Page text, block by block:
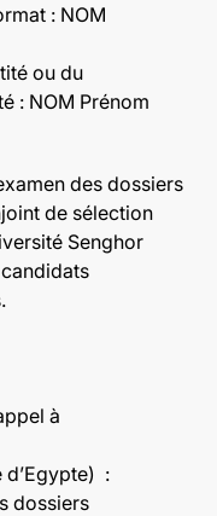
: NOM
ou du
: NOM Prénom
des dossiers
de sélection
Senghor
à
d’Egypte) :
dossiers